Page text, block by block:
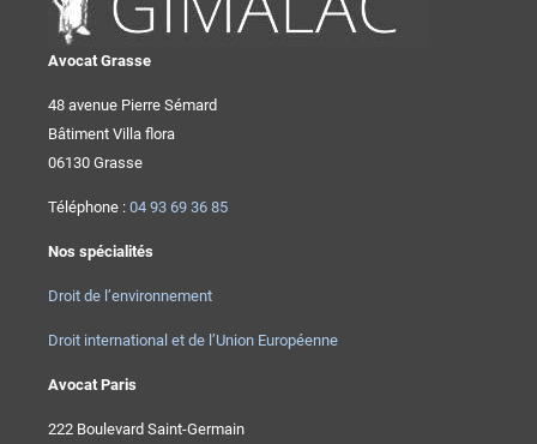
Avocat Grasse
48 avenue Pierre Sémard
Bâtiment Villa flora
06130 Grasse
Téléphone : 04 93 69 36 85
Nos spécialités
Droit de l’environnement
Droit international et de l’Union Européenne
Avocat Paris
222 Boulevard Saint-Germain